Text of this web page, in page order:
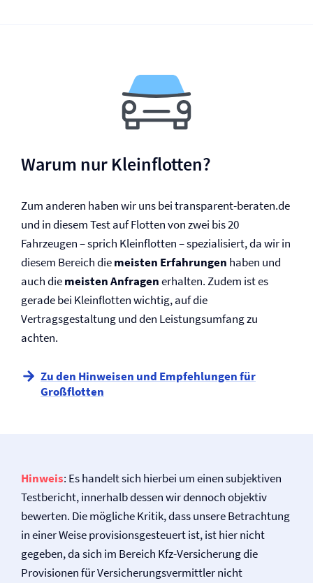
Warum nur Kleinflotten?
Zum anderen haben wir uns bei transparent-beraten.de
und in diesem Test auf Flotten von zwei bis 20
Fahrzeugen – sprich Kleinflotten – spezialisiert, da wir in
diesem Bereich diemeisten Erfahrungen haben und
auch diemeisten Anfragenerhalten. Zudem ist es
gerade bei Kleinflotten wichtig, auf die
Vertragsgestaltung und den Leistungsumfang zu
achten.
Zu den Hinweisen und Empfehlungen für
Großflotten
Hinweis: Es handelt sich hierbei um einen subjektiven
Testbericht, innerhalb dessen wir dennoch objektiv
bewerten. Die mögliche Kritik, dass unsere Betrachtung
in einer Weise provisionsgesteuert ist, ist hier nicht
gegeben, da sich im Bereich Kfz-Versicherung die
Provisionen für Versicherungsvermittler nicht